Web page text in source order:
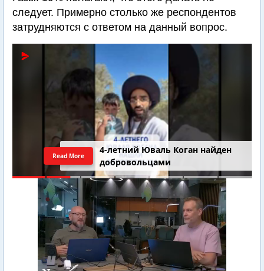
следует. Примерно столько же респондентов
затрудняются с ответом на данный вопрос.
4-летний Юваль Коган найден
добровольцами
Read More